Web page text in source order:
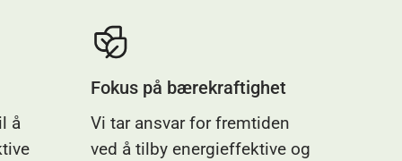
å
Fokus på bærekraftighet
Vi tar ansvar for fremtiden
ved å tilby energieffektive og